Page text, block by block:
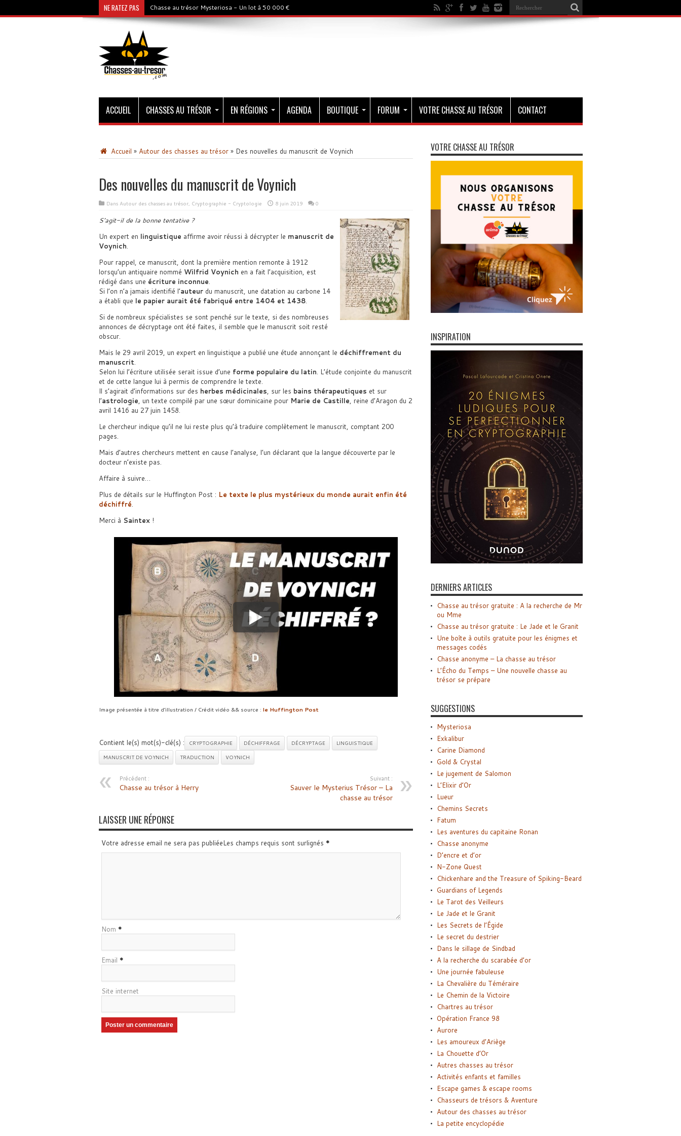
NE RATEZ PAS Chasse au trésor Mysteriosa - Un lot à 50 000 €
ACCUEIL CHASSES AU TRÉSOR EN RÉGIONS AGENDA BOUTIQUE FORUM VOTRE CHASSE AU TRÉSOR CONTACT
Accueil » Autour des chasses au trésor » Des nouvelles du manuscrit de Voynich
Des nouvelles du manuscrit de Voynich
Dans Autour des chasses au trésor, Cryptographie - Cryptologie 8 juin 2019 0
S’agit-il de la bonne tentative ?
Un expert en linguistique affirme avoir réussi à décrypter le manuscrit de
Voynich.
Pour rappel, ce manuscrit, dont la première mention remonte à 1912
lorsqu’un antiquaire nommé Wilfrid Voynich en a fait l’acquisition, est
rédigé dans une écriture inconnue.
Si l’on n’a jamais identifié l’auteurdu manuscrit, une datation au carbone 14
a établi que le papier aurait été fabriqué entre 1404 et 1438.
Si de nombreux spécialistes se sont penché sur le texte, si des nombreuses
annonces de décryptage ont été faites, il semble que le manuscrit soit resté
obscur.
Mais le 29 avril 2019, un expert en linguistique a publié une étude annonçant le déchiffrement du
manuscrit.
Selon lui l’écriture utilisée serait issue d’une forme populaire du latin. L’étude conjointe du manuscrit
et de cette langue lui à permis de comprendre le texte.
Il s’agirait d’informations sur des herbes médicinales, sur les bains thérapeutiques et sur
l’astrologie, un texte compilé par une sœur dominicaine pour Marie de Castille, reine d’Aragon du 2
avril 1416 au 27 juin 1458.
Le chercheur indique qu’il ne lui reste plus qu’à traduire complètement le manuscrit, comptant 200
pages.
Mais d’autres chercheurs mettent en cause l’analyse, l’un déclarant que la langue découverte par le
docteur n’existe pas.
Affaire à suivre…
Plus de détails sur le Huffington Post : Le texte le plus mystérieux du monde aurait enfin été
déchiffré.
Merci à Saintex!
Image présentée à titre d’illustration / Crédit vidéo && source : le Huffington Post
Contient le(s) mot(s)-clé(s) : CRYPTOGRAPHIE DÉCHIFFRAGE DÉCRYPTAGE
LINGUISTIQUE
MANUSCRIT DE VOYNICH
TRADUCTION VOYNICH
Précédent :
Chasse au trésor à Herry
Suivant :
Sauver le Mysterius Trésor – La
chasse au trésor
LAISSER UNE RÉPONSE
Votre adresse email ne sera pas publiéeLes champs requis sont surlignés *
Nom *
Email *
Site internet
VOTRE CHASSE AU TRÉSOR
INSPIRATION
DERNIERS ARTICLES
Chasse au trésor gratuite : A la recherche de Mr
ou Mme
Chasse au trésor gratuite : Le Jade et le Granit
Une boîte à outils gratuite pour les énigmes et
messages codés
Chasse anonyme – La chasse au trésor
L’Écho du Temps – Une nouvelle chasse au
trésor se prépare
SUGGESTIONS
Mysteriosa
Exkalibur
Carine Diamond
Gold & Crystal
Le jugement de Salomon
L’Elixir d’Or
Lueur
Chemins Secrets
Fatum
Les aventures du capitaine Ronan
Chasse anonyme
D’encre et d’or
N-Zone Quest
Chickenhare and the Treasure of Spiking-Beard
Guardians of Legends
Le Tarot des Veilleurs
Le Jade et le Granit
Les Secrets de l’Égide
Le secret du destrier
Dans le sillage de Sindbad
A la recherche du scarabée d’or
Une journée fabuleuse
La Chevalière du Téméraire
Le Chemin de la Victoire
Chartres au trésor
Opération France 98
Aurore
Les amoureux d’Ariège
La Chouette d’Or
Autres chasses au trésor
Activités enfants et familles
Escape games & escape rooms
Chasseurs de trésors & Aventure
Autour des chasses au trésor
La petite encyclopédie